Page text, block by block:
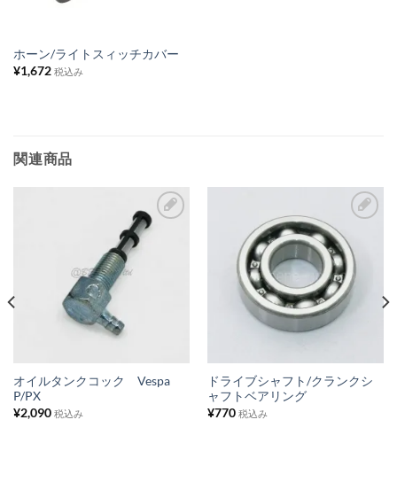
ホーン/ライトスィッチカバー
¥1,672 税込み
関連商品
オイルタンクコック Vespa
P/PX
¥2,090 税込み
お
気
に
入
ドライブシャフト/クランクシ
ャフトベアリング
¥770 税込み